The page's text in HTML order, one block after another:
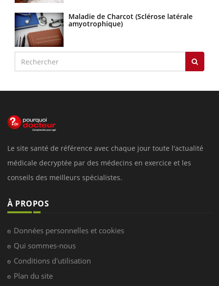
Maladie de Charcot (Sclérose latérale
amyotrophique)
Le site santé de référence avec chaque jour toute l'actualité
médicale decryptée par des médecins en exercice et les
conseils des meilleurs spécialistes.
À PROPOS
Données personnelles et cookies
Qui sommes-nous
Conditions d'utilisation
Plan du site